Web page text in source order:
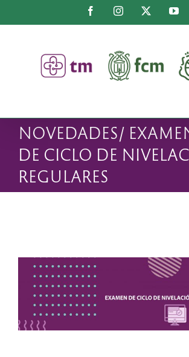
FacebookInstagram
NOVEDADES/
DE CICLO DE
REGULARES